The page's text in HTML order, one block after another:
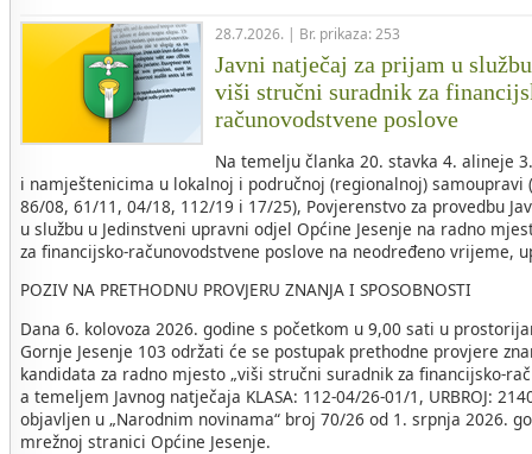
28.7.2026. | Br. prikaza: 253
Javni natječaj za prijam u
viši stručni suradnik za
računovodstvene poslove
Na temelju članka 20. stavka 4. alineje
i namještenicima u lokalnoj i područnoj (regionalnoj) samoupravi
86/08, 61/11, 04/18, 112/19 i 17/25), Povjerenstvo za provedbu
u službu u Jedinstveni upravni odjel Općine Jesenje na radno
za financijsko-računovodstvene poslove na neodređeno vrijeme,
POZIV NA PRETHODNU PROVJERU ZNANJA I SPOSOBNOSTI
Dana 6. kolovoza 2026. godine s početkom u 9,00 sati u
Gornje Jesenje 103 održati će se postupak prethodne provjere
kandidata za radno mjesto „viši stručni suradnik za financijsko-
a temeljem Javnog natječaja KLASA: 112-04/26-01/1, URBROJ:
objavljen u „Narodnim novinama“ broj 70/26 od 1. srpnja 2026.
mrežnoj stranici Općine Jesenje.